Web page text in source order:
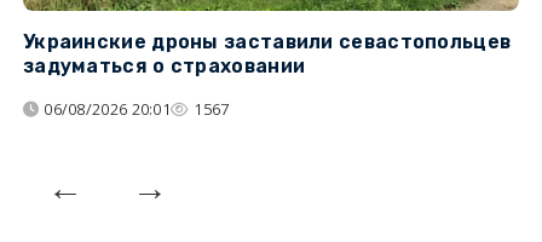
Украинские дроны заставили севастопольцев
задуматься о страховании
06/08/2026 20:01 1567